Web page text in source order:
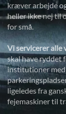
kræver arbejde
heller ikke nej til
for små.
Vi servicerer alle
skal have ryddet
institutioner
ligeledes fra
fejemaskiner til